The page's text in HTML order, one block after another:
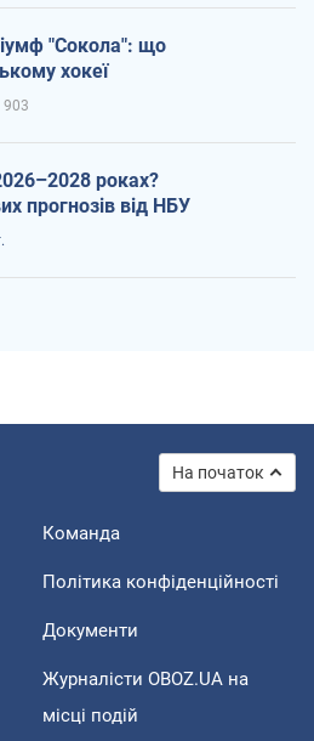
"Сокола": що
хокеї
903
роках?
прогнозів від НБУ
На початок
Команда
Політика конфіденційності
Документи
Журналісти OBOZ.UA на
місці подій